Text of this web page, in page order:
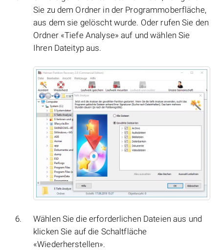
Sie zu dem Ordner in der Programmoberfläche,
aus dem sie gelöscht wurde. Oder rufen Sie den
Ordner «Tiefe Analyse» auf und wählen Sie
Ihren Dateityp aus.
Wählen Sie die erforderlichen Dateien aus und
klicken Sie auf die Schaltfläche
«Wiederherstellen».